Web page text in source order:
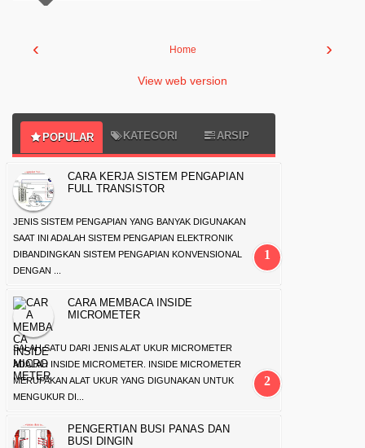
‹ ›
Home
View web version
POPULAR KATEGORI ARSIP
CARA KERJA SISTEM PENGAPIAN
FULL TRANSISTOR
JENIS SISTEM PENGAPIAN YANG BANYAK DIGUNAKAN
SAAT INI ADALAH SISTEM PENGAPIAN ELEKTRONIK
DIBANDINGKAN SISTEM PENGAPIAN KONVENSIONAL
DENGAN ...
CARA MEMBACA INSIDE
MICROMETER
SALAH SATU DARI JENIS ALAT UKUR MICROMETER
ADALAH INSIDE MICROMETER. INSIDE MICROMETER
MERUPAKAN ALAT UKUR YANG DIGUNAKAN UNTUK
MENGUKUR DI...
PENGERTIAN BUSI PANAS DAN
BUSI DINGIN